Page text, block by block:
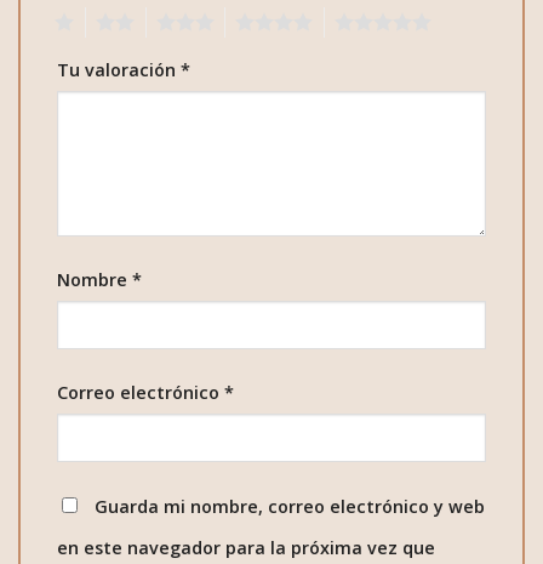
Tu valoración *
Nombre *
Correo electrónico *
Guarda mi nombre, correo electrónico y web
en este navegador para la próxima vez que